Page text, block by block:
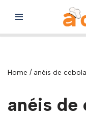
para
Home / anéis de cebola
anéis de